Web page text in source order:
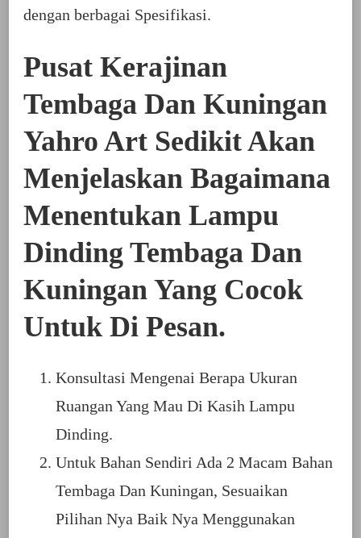
dengan berbagai Spesifikasi.
Pusat Kerajinan
Tembaga Dan Kuningan
Yahro Art Sedikit Akan
Menjelaskan Bagaimana
Menentukan Lampu
Dinding Tembaga Dan
Kuningan Yang Cocok
Untuk Di Pesan.
Konsultasi Mengenai Berapa Ukuran
Ruangan Yang Mau Di Kasih Lampu
Dinding.
Untuk Bahan Sendiri Ada 2 Macam Bahan
Tembaga Dan Kuningan, Sesuaikan
Pilihan Nya Baik Nya Menggunakan